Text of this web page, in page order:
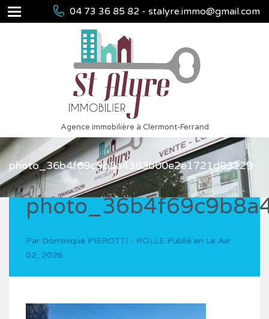
04 73 36 85 82 - stalyre.immo@gmail.com
Agence immobilière à Clermont-Ferrand
photo_36b4f69c9b8a4383b00e2e1721d93129
Par Dominique PIEROTTI - ROLLE Publié en Le Avr
02, 2026